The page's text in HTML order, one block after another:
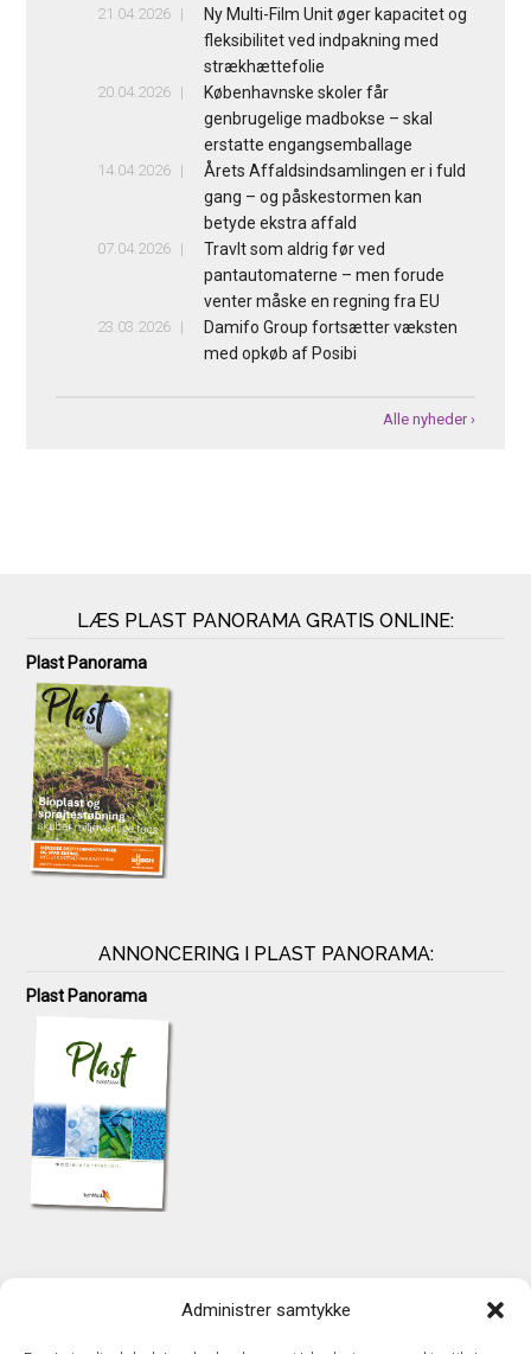
Administrer samtykke
21.04.2026
Ny Multi-Film Unit øger kapacitet og
fleksibilitet ved indpakning med
strækhættefolie
20.04.2026
Københavnske skoler får
genbrugelige madbokse – skal
erstatte engangsemballage
14.04.2026
Årets Affaldsindsamlingen er i fuld
gang – og påskestormen kan
betyde ekstra affald
07.04.2026
Travlt som aldrig før ved
pantautomaterne – men forude
venter måske en regning fra EU
23.03.2026
Damifo Group fortsætter væksten
med opkøb af Posibi
Alle nyheder ›
LÆS PLAST PANORAMA GRATIS ONLINE:
Plast Panorama
ANNONCERING I PLAST PANORAMA:
Plast Panorama
TechMedia A/S